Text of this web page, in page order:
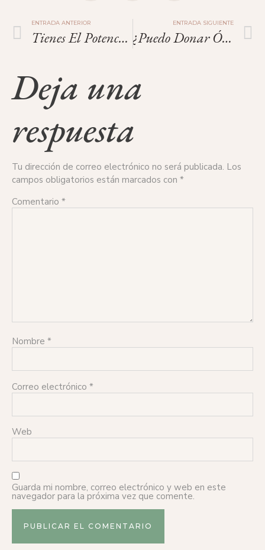
ENTRADA ANTERIOR
Tienes El Potencial Para Lograr Tus Objetivos.
ENTRADA SIGUIENTE
¿Puedo Donar Óvulos Si Sufro De Síndrome De Ovarios Poliquísticos?
Deja una
respuesta
Tu dirección de correo electrónico no será publicada. Los
campos obligatorios están marcados con *
Comentario *
Nombre *
Correo electrónico *
Web
Guarda mi nombre, correo electrónico y web en este
navegador para la próxima vez que comente.